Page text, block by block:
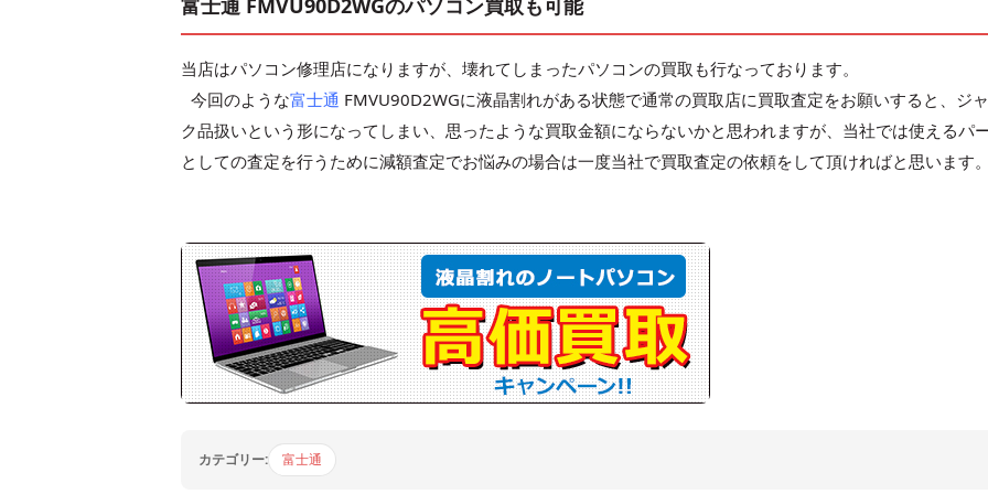
富士通 FMVU90D2WGのパソコン買取も可能
当店はパソコン修理店になりますが、壊れてしまったパソコンの買取も行なっております。
今回のような富士通 FMVU90D2WGに液晶割れがある状態で通常の買取店に買取査定をお願いすると、ジ
ク品扱いという形になってしまい、思ったような買取金額にならないかと思われますが、当社では使えるパ
としての査定を行うために減額査定でお悩みの場合は一度当社で買取査定の依頼をして頂ければと思います。
カテゴリー: 富士通